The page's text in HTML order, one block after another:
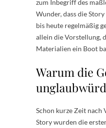
zum Inbegriff des
Wunder, dass die
bis heute regelmäßig
allein die Vorstellung,
Materialien ein Boot
Warum die
Schon kurze Zeit
Story wurden die